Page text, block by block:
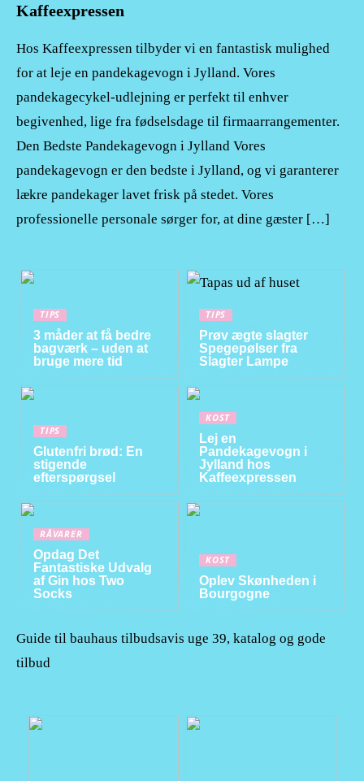
Kaffeexpressen
Hos Kaffeexpressen tilbyder vi en fantastisk mulighed
for at leje en pandekagevogn i Jylland. Vores
pandekagecykel-udlejning er perfekt til enhver
begivenhed, lige fra fødselsdage til firmaarrangementer.
Den Bedste Pandekagevogn i Jylland Vores
pandekagevogn er den bedste i Jylland, og vi garanterer
lækre pandekager lavet frisk på stedet. Vores
professionelle personale sørger for, at dine gæster […]
TIPS
3 måder at få bedre
bagværk – uden at
bruge mere tid
TIPS
Prøv ægte slagter
Spegepølser fra
Slagter Lampe
TIPS
Glutenfri brød: En
stigende
efterspørgsel
KOST
Lej en
Pandekagevogn i
Jylland hos
Kaffeexpressen
RÅVARER
Opdag Det
Fantastiske Udvalg
af Gin hos Two
Socks
KOST
Oplev Skønheden i
Bourgogne
Guide til bauhaus tilbudsavis uge 39, katalog og gode
tilbud